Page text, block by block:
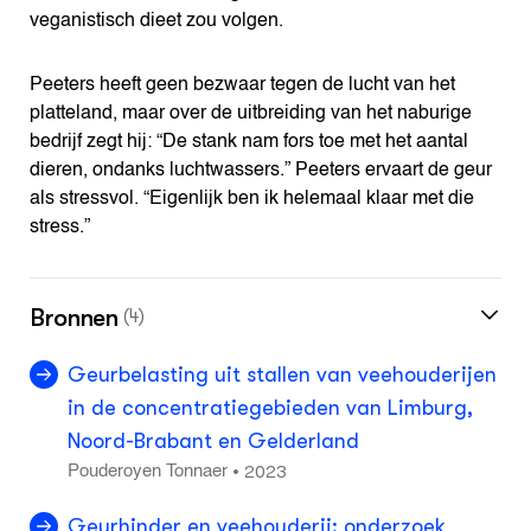
veganistisch dieet zou volgen.
Peeters heeft geen bezwaar tegen de lucht van het
platteland, maar over de uitbreiding van het naburige
bedrijf zegt hij: “De stank nam fors toe met het aantal
dieren, ondanks luchtwassers.” Peeters ervaart de geur
als stressvol. “Eigenlijk ben ik helemaal klaar met die
stress.”
Bronnen (4)
Geurbelasting uit stallen van veehouderijen
in de concentratiegebieden van Limburg,
Noord-Brabant en Gelderland
Pouderoyen Tonnaer• 2023